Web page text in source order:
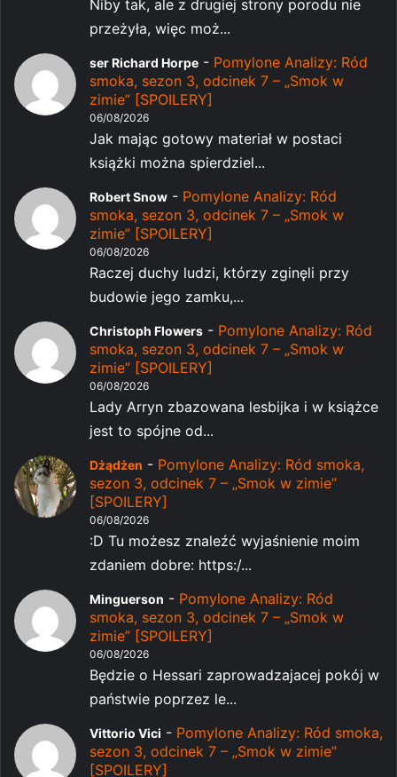
Niby tak, ale z drugiej strony porodu nie
przeżyła, więc moż...
ser Richard Horpe - Pomylone Analizy: Ród
smoka, sezon 3, odcinek 7 – „Smok w
zimie” [SPOILERY]
06/08/2026
Jak mając gotowy materiał w postaci
książki można spierdziel...
Robert Snow - Pomylone Analizy: Ród
smoka, sezon 3, odcinek 7 – „Smok w
zimie” [SPOILERY]
06/08/2026
Raczej duchy ludzi, którzy zginęli przy
budowie jego zamku,...
Christoph Flowers - Pomylone Analizy: Ród
smoka, sezon 3, odcinek 7 – „Smok w
zimie” [SPOILERY]
06/08/2026
Lady Arryn zbazowana lesbijka i w książce
jest to spójne od...
Dżądżen - Pomylone Analizy: Ród smoka,
sezon 3, odcinek 7 – „Smok w zimie”
[SPOILERY]
06/08/2026
:D Tu możesz znaleźć wyjaśnienie moim
zdaniem dobre: https:/...
Minguerson - Pomylone Analizy: Ród
smoka, sezon 3, odcinek 7 – „Smok w
zimie” [SPOILERY]
06/08/2026
Będzie o Hessari zaprowadzajacej pokój w
państwie poprzez le...
Vittorio Vici - Pomylone Analizy: Ród smoka,
sezon 3, odcinek 7 – „Smok w zimie”
[SPOILERY]